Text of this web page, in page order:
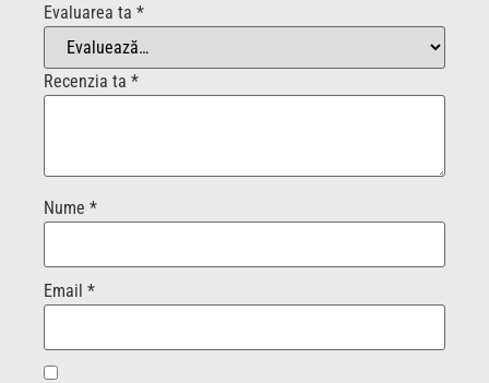
Evaluarea ta *
Recenzia ta *
Nume *
Email *